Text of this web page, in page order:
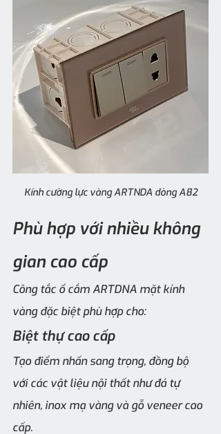
Kính cường lực vàng ARTNDA dòng A82
Phù hợp với nhiều không
gian cao cấp
Công tắc ổ cắm ARTDNA mặt kính
vàng đặc biệt phù hợp cho:
Biệt thự cao cấp
Tạo điểm nhấn sang trọng, đồng bộ
với các vật liệu nội thất như đá tự
nhiên, inox mạ vàng và gỗ veneer cao
cấp.